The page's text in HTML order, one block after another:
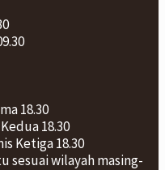
18.30
18.30
Ketiga 18.30
sesuai wilayah masing-